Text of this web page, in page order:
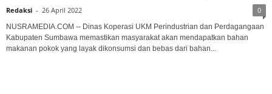
Redaksi - 26 April 2022 0
NUSRAMEDIA.COM -- Dinas Koperasi UKM Perindustrian dan Perdagangaan
Kabupaten Sumbawa memastikan masyarakat akan mendapatkan bahan
makanan pokok yang layak dikonsumsi dan bebas dari bahan...